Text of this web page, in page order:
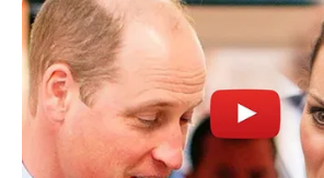
Fail! 10 Potret Makanan Gagal
Dimasak yang Bikin Kamu
Nggak Selera